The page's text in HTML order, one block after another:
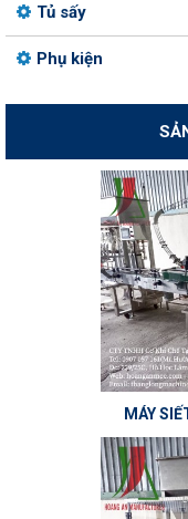
Tủ sấy
Phụ kiện
MÁY